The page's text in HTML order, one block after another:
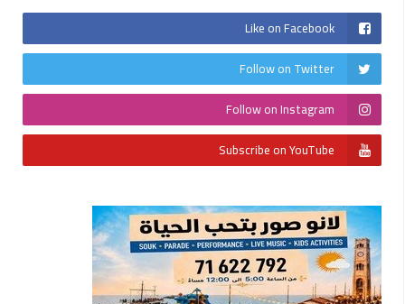
Like on Facebook
Follow on Twitter
Follow on Instagram
Subscribe on YouTube